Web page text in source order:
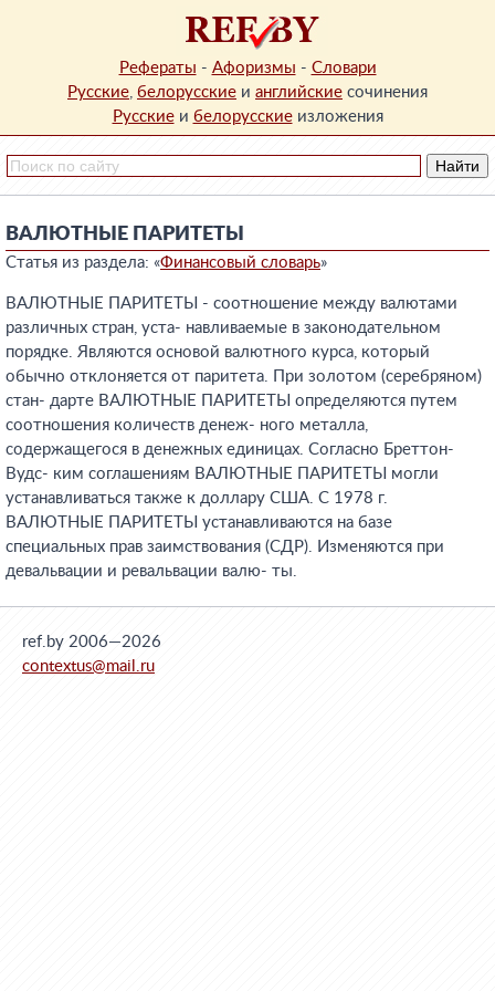
Рефераты - Афоризмы - Словари
Русские, белорусские и английские сочинения
Русскиеи белорусскиеизложения
ВАЛЮТНЫЕ ПАРИТЕТЫ
Статья из раздела: «Финансовый словарь»
ВАЛЮТНЫЕ ПАРИТЕТЫ - соотношение между валютами
различных стран, уста- навливаемые в законодательном
порядке. Являются основой валютного курса, который
обычно отклоняется от паритета. При золотом (серебряном)
стан- дарте ВАЛЮТНЫЕ ПАРИТЕТЫ определяются путем
соотношения количеств денеж- ного металла,
содержащегося в денежных единицах. Согласно Бреттон-
Вудс- ким соглашениям ВАЛЮТНЫЕ ПАРИТЕТЫ могли
устанавливаться также к доллару США. С 1978 г.
ВАЛЮТНЫЕ ПАРИТЕТЫ устанавливаются на базе
специальных прав заимствования (СДР). Изменяются при
девальвации и ревальвации валю- ты.
ref.by 2006—2026
contextus@mail.ru